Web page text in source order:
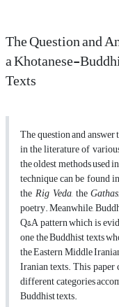
The Question and
a Khotanese-
Texts
The question and
in the literature of
the oldest methods
technique can be found
theRig Veda, theGathas
poetry. Meanwhile,
Q&A pattern which is
one the Buddhist texts
the Eastern Middle
Iranian texts. This paper
different categories
Buddhist texts.